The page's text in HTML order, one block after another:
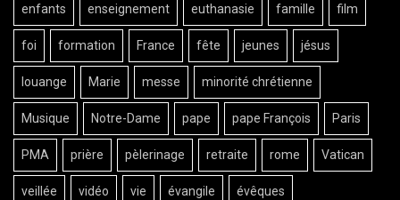
enfants enseignement euthanasie famille film
foi formation France fête jeunes jésus
louange Marie messe minorité chrétienne
Musique Notre-Dame pape pape François Paris
PMA prière pèlerinage retraite rome Vatican
veillée vidéo vie évangile évêques